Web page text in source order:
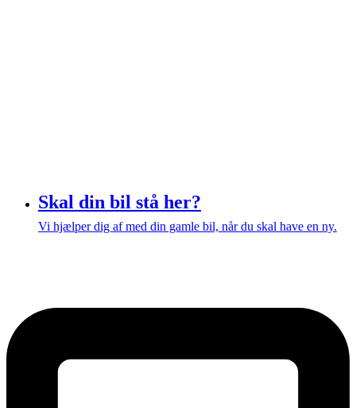
Skal din bil stå her?
Vi hjælper dig af med din gamle bil, når du skal have en ny.